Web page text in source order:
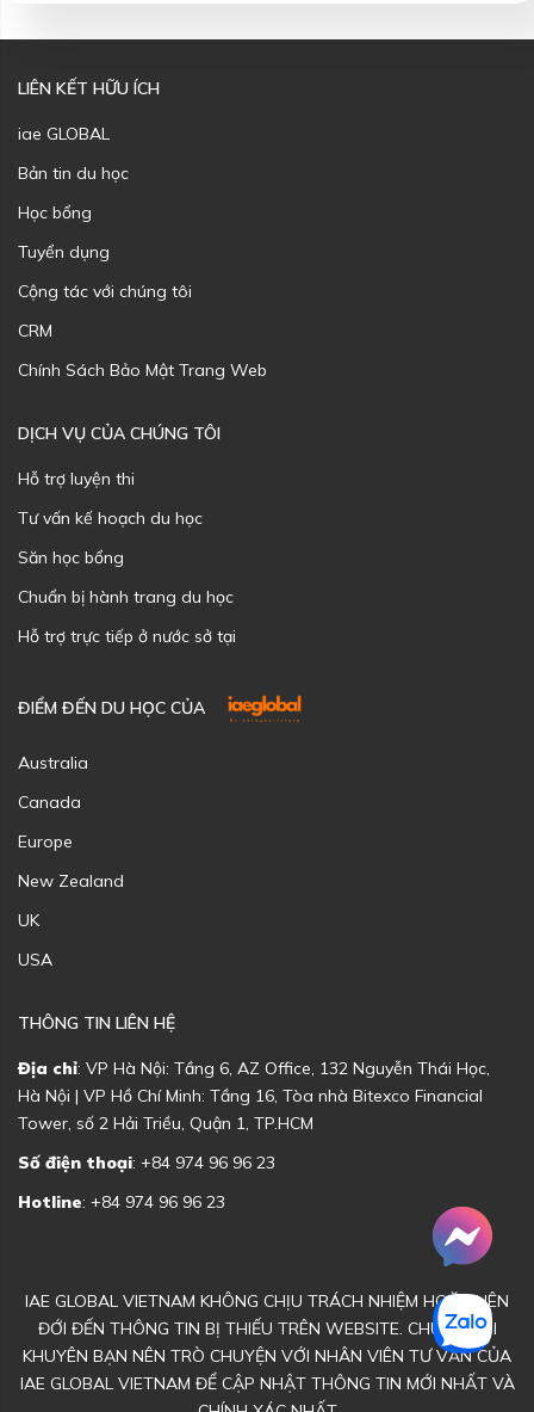
LIÊN KẾT HỮU ÍCH
iae GLOBAL
Bản tin du học
Học bổng
Tuyển dụng
Cộng tác với chúng tôi
CRM
Chính Sách Bảo Mật Trang Web
DỊCH VỤ CỦA CHÚNG TÔI
Hỗ trợ luyện thi
Tư vấn kế hoạch du học
Săn học bổng
Chuẩn bị hành trang du học
Hỗ trợ trực tiếp ở nước sở tại
ĐIỂM ĐẾN DU HỌC CỦA
Australia
Canada
Europe
New Zealand
UK
USA
THÔNG TIN LIÊN HỆ
Địa chỉ: VP Hà Nội: Tầng 6, AZ Office, 132 Nguyễn Thái Học,
Hà Nội | VP Hồ Chí Minh: Tầng 16, Tòa nhà Bitexco Financial
Tower, số 2 Hải Triều, Quận 1, TP.HCM
Số điện thoại: +84 974 96 96 23
Hotline: +84 974 96 96 23
IAE GLOBAL VIETNAM KHÔNG CHỊU TRÁCH NHIỆM HOẶC LIÊN
ĐỚI ĐẾN THÔNG TIN BỊ THIẾU TRÊN WEBSITE. CHÚNG TÔI
KHUYÊN BẠN NÊN TRÒ CHUYỆN VỚI NHÂN VIÊN TƯ VẤN CỦA
IAE GLOBAL VIETNAM ĐỂ CẬP NHẬT THÔNG TIN MỚI NHẤT VÀ